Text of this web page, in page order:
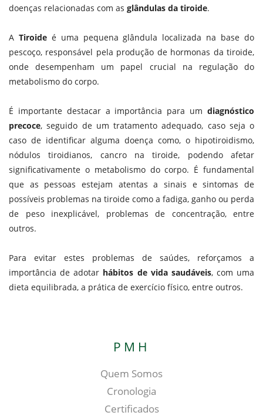
doenças relacionadas com as glândulas da tiroide.
A Tiroideé uma pequena glândula localizada na base do
pescoço, responsável pela produção de hormonas da tiroide,
onde desempenham um papel crucial na regulação do
metabolismo do corpo.
É importante destacar a importância para umdiagnóstico
precoce, seguido de um tratamento adequado, caso seja o
caso de identificar alguma doença como, o hipotiroidismo,
nódulos tiroidianos, cancro na tiroide, podendo afetar
significativamente o metabolismo do corpo. É fundamental
que as pessoas estejam atentas a sinais e sintomas de
possíveis problemas na tiroide como a fadiga, ganho ou perda
de peso inexplicável, problemas de concentração, entre
outros.
Para evitar estes problemas de saúdes, reforçamos a
importância de adotar hábitos de vida saudáveis, com uma
dieta equilibrada, a prática de exercício físico, entre outros.
PMH
Quem Somos
Cronologia
Certificados